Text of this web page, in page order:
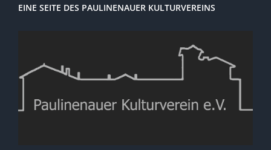
EINE SEITE DES PAULINENAUER KULTURVEREINS